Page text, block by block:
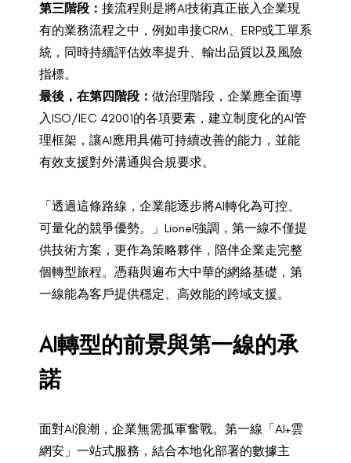
第三階段： 接流程則是將AI技術真正嵌入企業現
有的業務流程之中，例如串接CRM、ERP或工單系
統，同時持續評估效率提升、輸出品質以及風險
指標。
最後，在第四階段： 做治理階段，企業應全面導
入ISO/IEC 42001的各項要素，建立制度化的AI管
理框架，讓AI應用具備可持續改善的能力，並能
有效支援對外溝通與合規要求。
「透過這條路線，企業能逐步將AI轉化為可控、
可量化的競爭優勢。」Lionel強調，第一線不僅提
供技術方案，更作為策略夥伴，陪伴企業走完整
個轉型旅程。憑藉與遍布大中華的網絡基礎，第
一線能為客戶提供穩定、高效能的跨域支援。
AI轉型的前景與第一線的承
諾
面對AI浪潮，企業無需孤軍奮戰。第一線「AI+雲
網安」一站式服務，結合本地化部署的數據主